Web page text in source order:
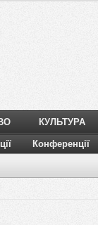
КУЛЬТУРА
Конференції